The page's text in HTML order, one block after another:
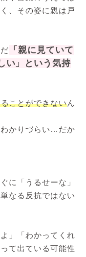
、その姿に親は戸
「親に見ていて
い」という気持
ことができないん
わかりづらい…だか
に「うるせーな」
なる反抗ではない
」「わかってくれ
て出ている可能性